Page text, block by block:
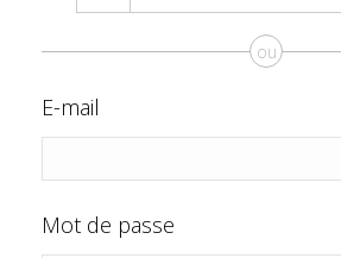
ou
E-mail
Mot de passe